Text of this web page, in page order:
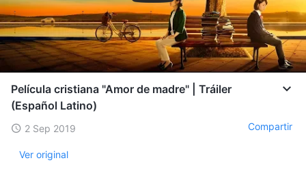
Película cristiana "Amor de madre" | Tráiler
(Español Latino)
2 Sep 2019 Compartir
Ver original